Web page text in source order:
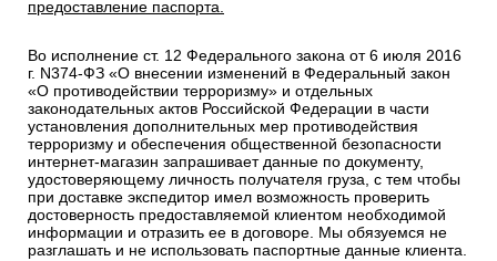
предоставление паспорта.
Во исполнение ст. 12 Федерального закона от 6 июля 2016
г. N374-ФЗ «О внесении изменений в Федеральный закон
«О противодействии терроризму» и отдельных
законодательных актов Российской Федерации в части
установления дополнительных мер противодействия
терроризму и обеспечения общественной безопасности
интернет-магазин запрашивает данные по документу,
удостоверяющему личность получателя груза, с тем чтобы
при доставке экспедитор имел возможность проверить
достоверность предоставляемой клиентом необходимой
информации и отразить ее в договоре. Мы обязуемся не
разглашать и не использовать паспортные данные клиента.